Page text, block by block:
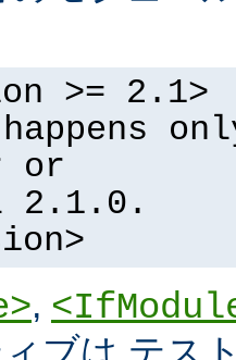
>= 2.1>
or
2.1.0.
,
ブは テス